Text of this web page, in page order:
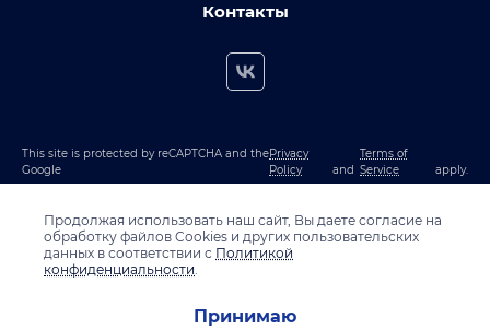
Контакты
This site is protected by reCAPTCHA and the
Google
Privacy
Policy
and
Terms of
Service
apply.
Продолжая использовать наш сайт, Вы даете согласие на
обработку файлов Cookies и других пользовательских
данных в соответствии с Политикой
конфиденциальности.
Принимаю